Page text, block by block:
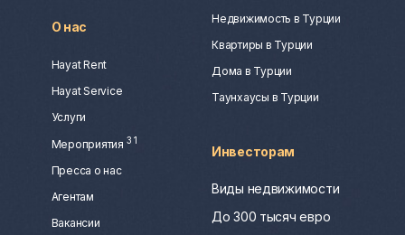
О нас
Hayat Rent
Hayat Service
Услуги
Мероприятия 3 1
Пресса о нас
Агентам
Вакансии
Недвижимость в Турции
Квартиры в Турции
Дома в Турции
Таунхаусы в Турции
Инвесторам
Виды недвижимости
До 300 тысяч евро